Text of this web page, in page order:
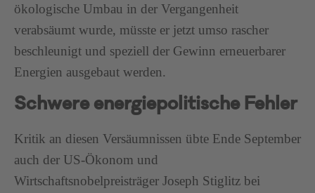
ökologische Umbau in der Vergangenheit
verabsäumt wurde, müsste er jetzt umso rascher
beschleunigt und speziell der Gewinn erneuerbarer
Energien ausgebaut werden.
Schwere energiepolitische Fehler
Kritik an diesen Versäumnissen übte Ende September
auch der US-Ökonom und
Wirtschaftsnobelpreisträger Joseph Stiglitz bei